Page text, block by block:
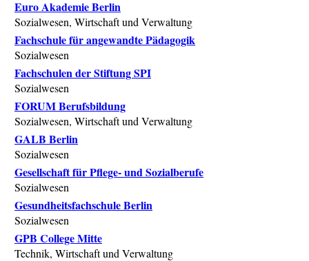
Euro Akademie Berlin
Sozialwesen, Wirtschaft und Verwaltung
Fachschule für angewandte Pädagogik
Sozialwesen
Fachschulen der Stiftung SPI
Sozialwesen
FORUM Berufsbildung
Sozialwesen, Wirtschaft und Verwaltung
GALB Berlin
Sozialwesen
Gesellschaft für Pflege- und Sozialberufe
Sozialwesen
Gesundheitsfachschule Berlin
Sozialwesen
GPB College Mitte
Technik, Wirtschaft und Verwaltung